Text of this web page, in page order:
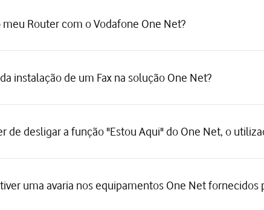
meu Router com o Vodafone One Net?
instalação de um Fax na solução One Net?
de desligar a função "Estou Aqui" do One Net, o
uma avaria nos equipamentos One Net fornecidos